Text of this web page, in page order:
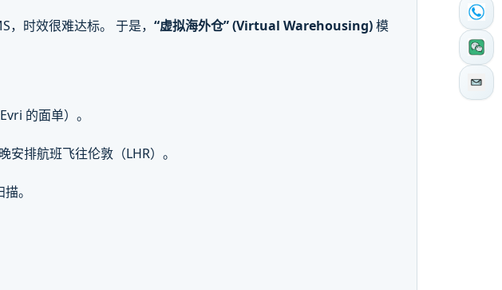
，时效很难达标。 于是，“虚拟海外仓” (Virtual Warehousing)模
的面单）。
排航班飞往伦敦（LHR）。
。